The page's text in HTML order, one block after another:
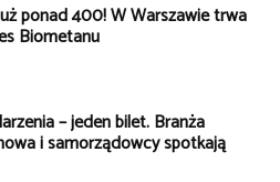
ponad 400! W Warszawie trwa
Biometanu
– jeden bilet. Branża
i samorządowcy spotkają